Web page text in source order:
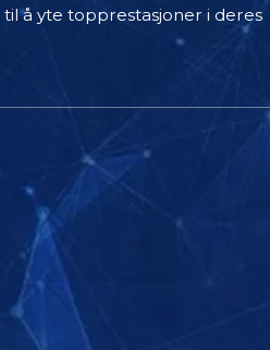
å yte topprestasjoner i deres